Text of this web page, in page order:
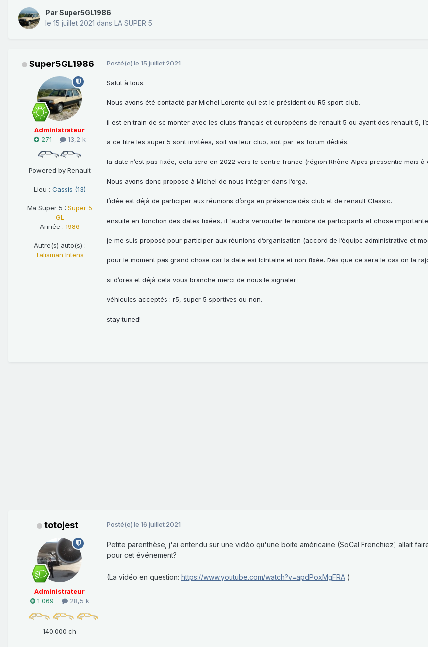
ParSuper5GL1986
le 15 juillet 2021 dans LA SUPER 5
Super5GL1986
Administrateur
271
13,2 k
Powered by Renault
Lieu : Cassis (13)
Ma Super 5 : Super 5
GL
Année : 1986
Autre(s) auto(s) :
Talisman Intens
Posté(e) le 15 juillet 2021
Salut à tous.
Nous avons été contacté par Michel Lorente qui est le président du R5 sport club.
il est en train de se monter avec les clubs français et européens de renault 5 ou ayant des renault 5,
a ce titre les super 5 sont invitées, soit via leur club, soit par les forum dédiés.
la date n’est pas fixée, cela sera en 2022 vers le centre france (région Rhône Alpes pressentie mais à
Nous avons donc propose à Michel de nous intégrer dans l’orga.
l’idée est déjà de participer aux réunions d’orga en présence dés club et de renault Classic.
ensuite en fonction des dates fixées, il faudra verrouiller le nombre de participants et chose
je me suis proposé pour participer aux réunions d’organisation (accord de l’équipe administrative et
pour le moment pas grand chose car la date est lointaine et non fixée. Dès que ce sera le cas on la
si d’ores et déjà cela vous branche merci de nous le signaler.
véhicules acceptés : r5, super 5 sportives ou non.
stay tuned!
totojest
Administrateur
1 069
28,5 k
140.000 ch
Posté(e) le 16 juillet 2021
Petite parenthèse, j'ai entendu sur une vidéo qu'une boite américaine (SoCal Frenchiez) allait
pour cet événement?
(La vidéo en question: https://www.youtube.com/watch?v=apdPoxMgFRA )